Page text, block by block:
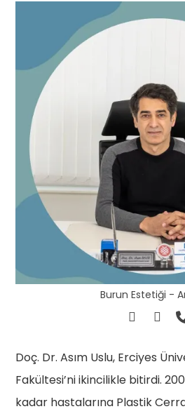
Burun Estetiği -
Doç. Dr. Asım Uslu, Erciyes
Fakültesi’ni ikincilikle bitirdi.
kadar hastalarına Plastik